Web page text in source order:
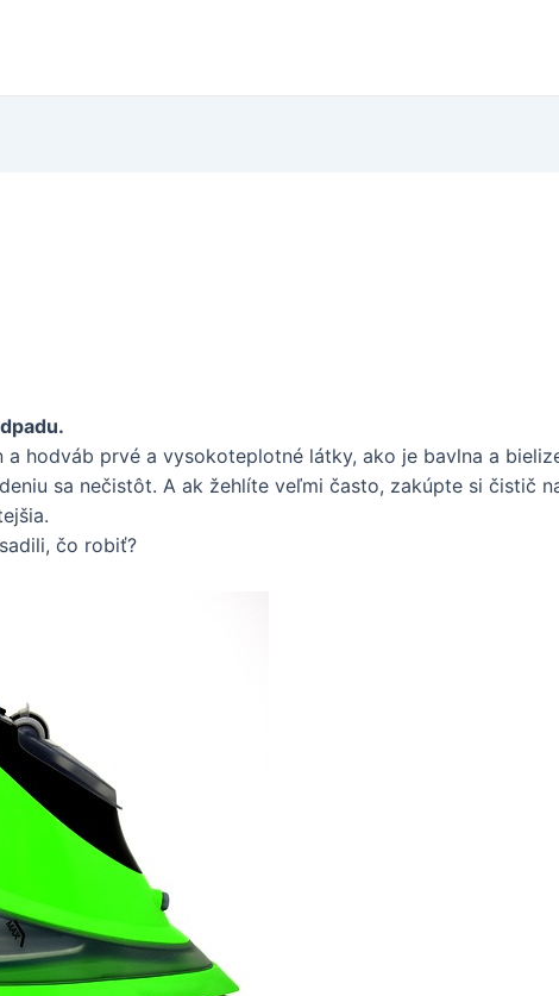
hodváb prvé a vysokoteplotné látky, ako je bavlna a
sa nečistôt. A ak žehlíte veľmi často, zakúpte si čistič
čo robiť?